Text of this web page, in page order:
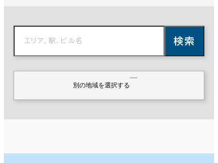
６か月以内
築年数
建築中 1年以内 5年以内
10年以内
検索
別の地域を選択する